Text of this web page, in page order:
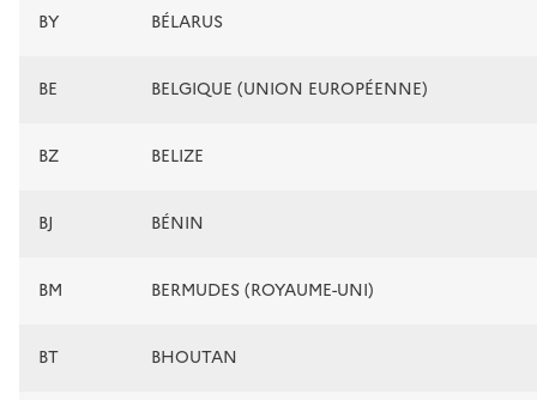
BY BÉLARUS
BE BELGIQUE (UNION EUROPÉENNE)
BZ BELIZE
BJ BÉNIN
BM BERMUDES (ROYAUME-UNI)
BT BHOUTAN